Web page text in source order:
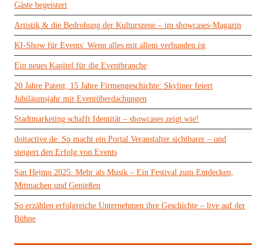
Gäste begeistert
Artistik & die Bedrohung der Kulturszene – im showcases-Magazin
KI-Show für Events: Wenn alles mit allem verbunden ist
Ein neues Kapitel für die Eventbranche
20 Jahre Patent, 15 Jahre Firmengeschichte: Skyliner feiert
Jubiläumsjahr mit Eventüberdachungen
Stadtmarketing schafft Identität – showcases zeigt wie!
doitactive.de: So macht ein Portal Veranstalter sichtbarer – und
steigert den Erfolg von Events
San Hejmo 2025: Mehr als Musik – Ein Festival zum Entdecken,
Mitmachen und Genießen
So erzählen erfolgreiche Unternehmen ihre Geschichte – live auf der
Bühne